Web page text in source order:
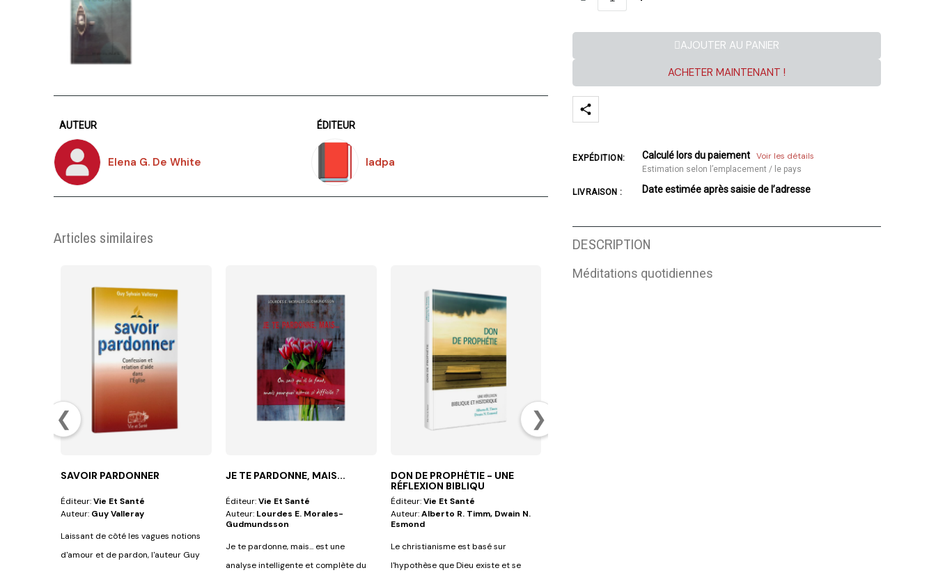
AUTEUR
Elena G. De White
ÉDITEUR
Iadpa
Articles similaires
❮ ❯
SAVOIR PARDONNER
Éditeur:Vie Et Santé
Auteur: Guy Valleray
Laissant de côté les vagues notions
d'amour et de pardon, l'auteur Guy
JE TE PARDONNE, MAIS...
Éditeur:Vie Et Santé
Auteur: Lourdes E. Morales-
Gudmundsson
Je te pardonne, mais... est une
analyse intelligente et complète du
DON DE PROPHÉTIE - UNE
RÉFLEXION BIBLIQU
Éditeur:Vie Et Santé
Auteur:Alberto R. Timm, Dwain N.
Esmond
Le christianisme est basé sur
l'hypothèse que Dieu existe et se
AJOUTER AU PANIER
ACHETER MAINTENANT !
EXPÉDITION: Calculé lors du paiement Voir les détails
Estimation selon l’emplacement / le pays
LIVRAISON : Date estimée après saisie de l’adresse
DESCRIPTION
Méditations quotidiennes